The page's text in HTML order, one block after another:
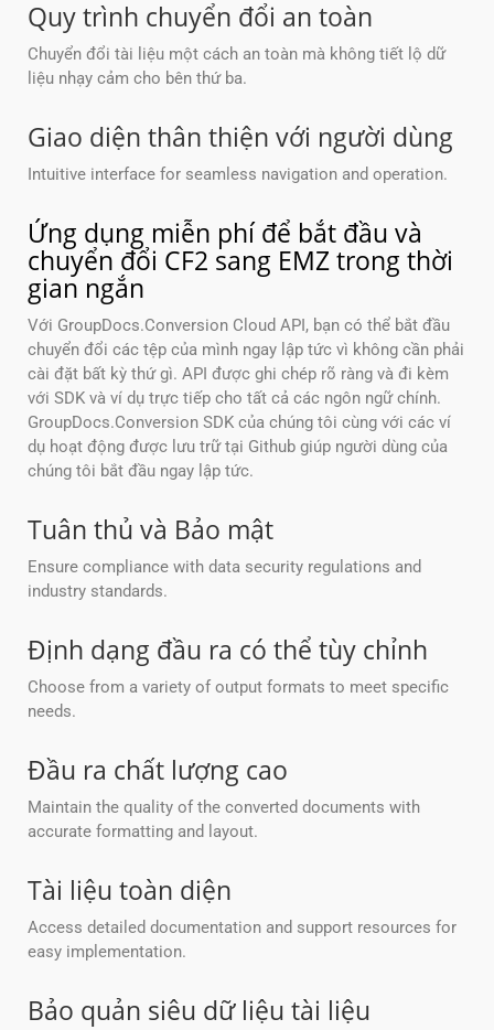
Quy trình chuyển đổi an toàn
Chuyển đổi tài liệu một cách an toàn mà không tiết lộ dữ
liệu nhạy cảm cho bên thứ ba.
Giao diện thân thiện với người dùng
Intuitive interface for seamless navigation and operation.
Ứng dụng miễn phí để bắt đầu và
chuyển đổi CF2 sang EMZ trong thời
gian ngắn
Với GroupDocs.Conversion Cloud API, bạn có thể bắt đầu
chuyển đổi các tệp của mình ngay lập tức vì không cần phải
cài đặt bất kỳ thứ gì. API được ghi chép rõ ràng và đi kèm
với SDK và ví dụ trực tiếp cho tất cả các ngôn ngữ chính.
GroupDocs.Conversion SDK của chúng tôi cùng với các ví
dụ hoạt động được lưu trữ tại Github giúp người dùng của
chúng tôi bắt đầu ngay lập tức.
Tuân thủ và Bảo mật
Ensure compliance with data security regulations and
industry standards.
Định dạng đầu ra có thể tùy chỉnh
Choose from a variety of output formats to meet specific
needs.
Đầu ra chất lượng cao
Maintain the quality of the converted documents with
accurate formatting and layout.
Tài liệu toàn diện
Access detailed documentation and support resources for
easy implementation.
Bảo quản siêu dữ liệu tài liệu